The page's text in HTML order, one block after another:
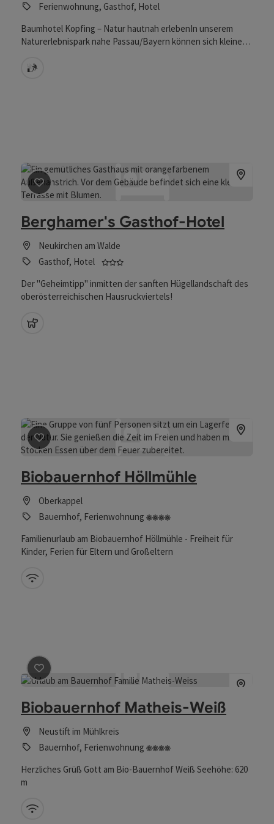
Ferienwohnung, Gasthof, Hotel
Baumhotel Kopfing – Natur hautnah erlebenIn unserem
Naturerlebnispark nahe Passau/Bayern können sich kleine
Spazier über den Innviertler Baumwipfeln auf dem
Beitrag merken
Berghamer's Gasthof-Hotel
Neukirchen am Walde
Gasthof, Hotel
3 Sterne - geprüfter und
Der "Geheimtipp" inmitten der sanften Hügellandschaft des
oberösterreichischen Hausruckviertels!
Beitrag merken: Biobauernhof Höllmühle
Biobauernhof Höllmühle
Oberkappel
Bauernhof, Ferienwohnung
4 Blumen
Familienurlaub am Biobauernhof Höllmühle - Freiheit für
Kinder, Ferien für Eltern und Großeltern
W-Lan (kostenlos)
Beitrag merken: Biobauernhof Matheis-Weiß
Biobauernhof Matheis-Weiß
Neustift im Mühlkreis
Bauernhof, Ferienwohnung
4 Blumen
Herzliches Grüß Gott am Bio-Bauernhof Weiß Seehöhe: 620
m
W-Lan (kostenlos)